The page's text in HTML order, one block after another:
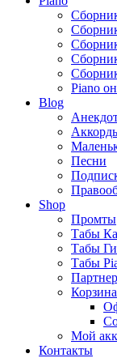
Piano
Blog
Песни
Shop
Промты
Табы
Табы
Табы
Корзина
Мой
Контакты